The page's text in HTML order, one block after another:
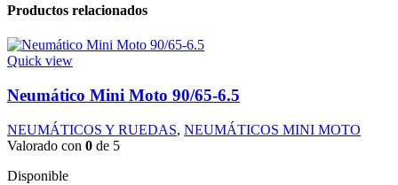
Productos relacionados
Quick view
Neumático Mini Moto 90/65-6.5
NEUMÁTICOS Y RUEDAS, NEUMÁTICOS MINI MOTO
Valorado con 0 de 5
Disponible